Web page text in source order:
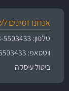
אנחנו זמינים
טלפון: 03-5503433
ווטסאפ: 058-5503433
ביטול עיסקה